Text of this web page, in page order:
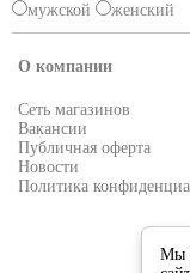
мужской женский
О компании
Сеть магазинов
Вакансии
Публичная оферта
Новости
Политика
Мы